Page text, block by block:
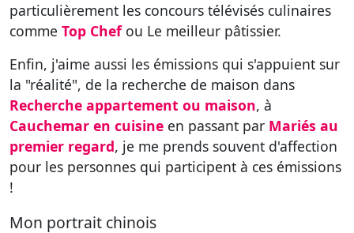
particulièrement les concours télévisés culinaires
comme Top Chefou Le meilleur pâtissier.
Enfin, j'aime aussi les émissions qui s'appuient sur
la "réalité", de la recherche de maison dans
Recherche appartement ou maison, à
Cauchemar en cuisine en passant par Mariés au
premier regard, je me prends souvent d'affection
pour les personnes qui participent à ces émissions
!
Mon portrait chinois